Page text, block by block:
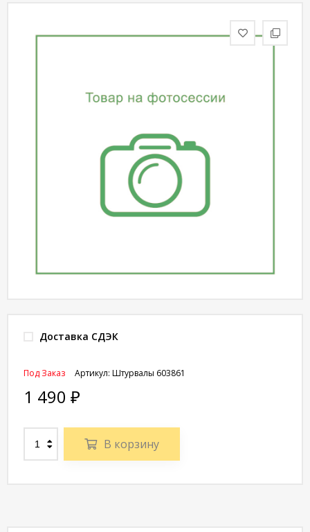
конфиденциальности
Доставка СДЭК
Артикул: Штурвалы 603861
Под Заказ
1 490 ₽
В корзину